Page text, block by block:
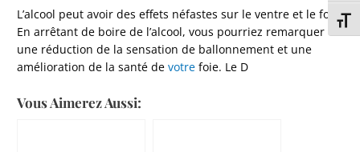
L’alcool peut avoir des effets néfastes sur le ventre et le foie.
En arrêtant de boire de l’alcool, vous pourriez remarquer
une réduction de la sensation de ballonnement et une
amélioration de la santé devotre foie. Le D
Vous Aimerez Aussi: